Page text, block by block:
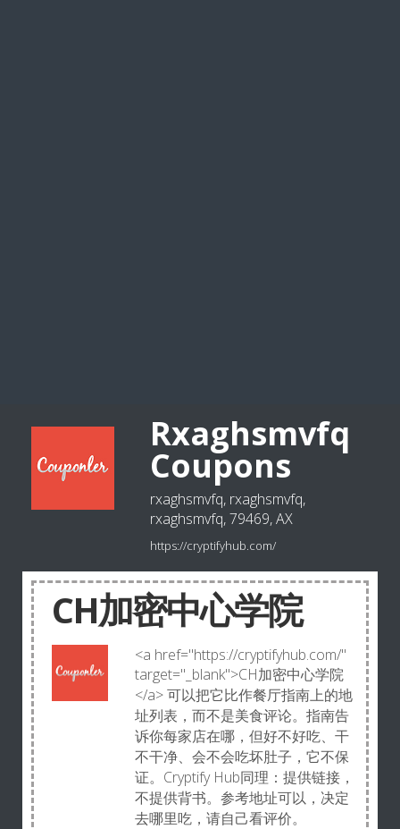
Rxaghsmvfq
Coupons
rxaghsmvfq, rxaghsmvfq,
rxaghsmvfq, 79469, AX
https://cryptifyhub.com/
CH加密中心学院
<a href="https://cryptifyhub.com/"
target="_blank">CH加密中心学院
</a> 可以把它比作餐厅指南上的地
址列表，而不是美食评论。指南告
诉你每家店在哪，但好不好吃、干
不干净、会不会吃坏肚子，它不保
证。Cryptify Hub同理：提供链接，
不提供背书。参考地址可以，决定
去哪里吃，请自己看评价。